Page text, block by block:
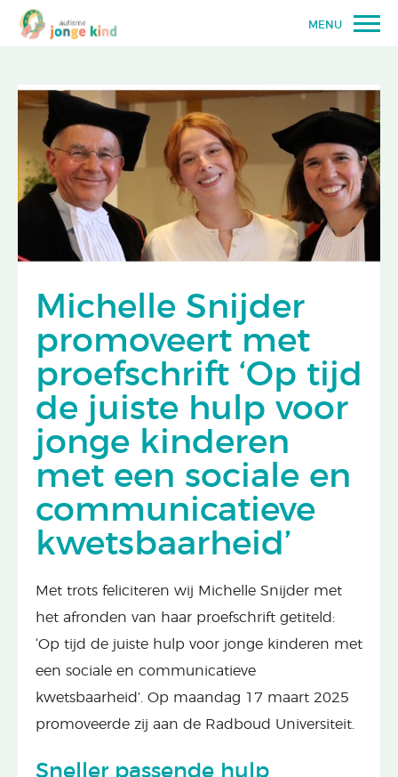
MENU
Michelle Snijder
promoveert met
proefschrift ‘Op tijd
de juiste hulp voor
jonge kinderen
met een sociale en
communicatieve
kwetsbaarheid’
Met trots feliciteren wij Michelle Snijder met
het afronden van haar proefschrift getiteld:
‘Op tijd de juiste hulp voor jonge kinderen met
een sociale en communicatieve
kwetsbaarheid’. Op maandag 17 maart 2025
promoveerde zij aan de Radboud Universiteit.
Sneller passende hulp